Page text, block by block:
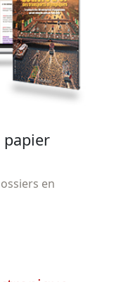
papier
en